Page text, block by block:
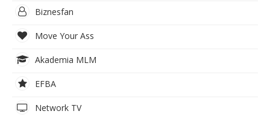
Biznesfan
Move Your Ass
Akademia MLM
EFBA
Network TV